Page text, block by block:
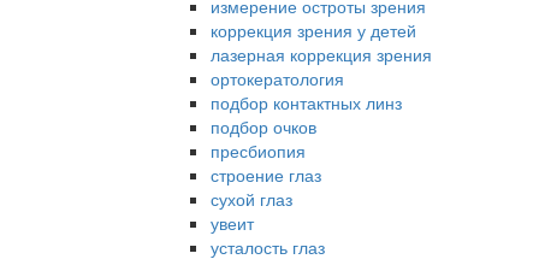
измерение остроты зрения
коррекция зрения у детей
лазерная коррекция зрения
ортокератология
подбор контактных линз
подбор очков
пресбиопия
строение глаз
сухой глаз
увеит
усталость глаз